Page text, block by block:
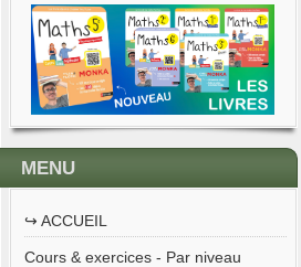
MENU
↪︎ ACCUEIL
Cours & exercices - Par niveau